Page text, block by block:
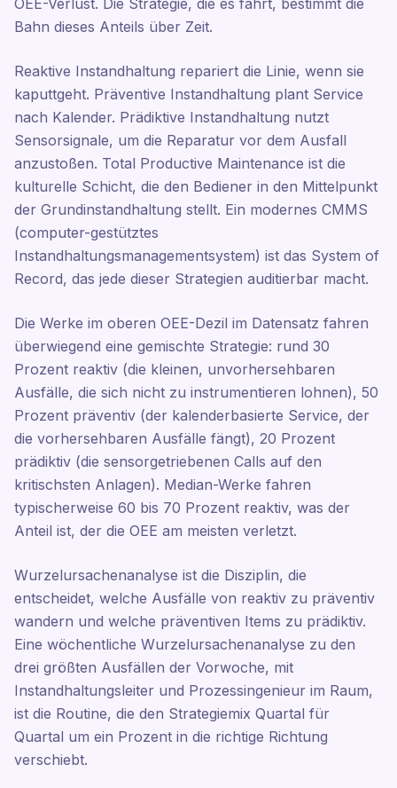
OEE-Verlust. Die Strategie, die es fährt, bestimmt die
Bahn dieses Anteils über Zeit.
Reaktive Instandhaltung repariert die Linie, wenn sie
kaputtgeht. Präventive Instandhaltung plant Service
nach Kalender. Prädiktive Instandhaltung nutzt
Sensorsignale, um die Reparatur vor dem Ausfall
anzustoßen. Total Productive Maintenance ist die
kulturelle Schicht, die den Bediener in den Mittelpunkt
der Grundinstandhaltung stellt. Ein modernes CMMS
(computer-gestütztes
Instandhaltungsmanagementsystem) ist das System of
Record, das jede dieser Strategien auditierbar macht.
Die Werke im oberen OEE-Dezil im Datensatz fahren
überwiegend eine gemischte Strategie: rund 30
Prozent reaktiv (die kleinen, unvorhersehbaren
Ausfälle, die sich nicht zu instrumentieren lohnen), 50
Prozent präventiv (der kalenderbasierte Service, der
die vorhersehbaren Ausfälle fängt), 20 Prozent
prädiktiv (die sensorgetriebenen Calls auf den
kritischsten Anlagen). Median-Werke fahren
typischerweise 60 bis 70 Prozent reaktiv, was der
Anteil ist, der die OEE am meisten verletzt.
Wurzelursachenanalyse ist die Disziplin, die
entscheidet, welche Ausfälle von reaktiv zu präventiv
wandern und welche präventiven Items zu prädiktiv.
Eine wöchentliche Wurzelursachenanalyse zu den
drei größten Ausfällen der Vorwoche, mit
Instandhaltungsleiter und Prozessingenieur im Raum,
ist die Routine, die den Strategiemix Quartal für
Quartal um ein Prozent in die richtige Richtung
verschiebt.